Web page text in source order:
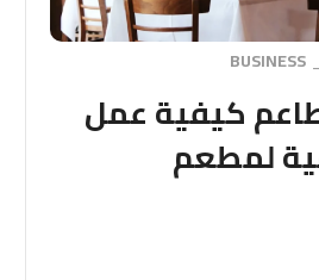
BUSINESS
كيفية عمل
لمطعم